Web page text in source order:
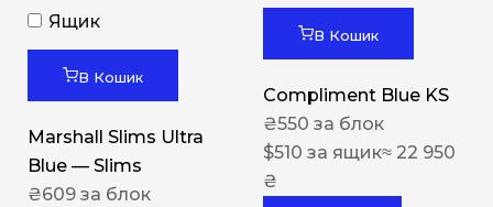
Ящик
В Кошик
Marshall Slims Ultra
Blue — Slims
₴609 за блок
В Кошик
Compliment Blue KS
₴550 за блок
$510 за ящик≈ 22 950
₴